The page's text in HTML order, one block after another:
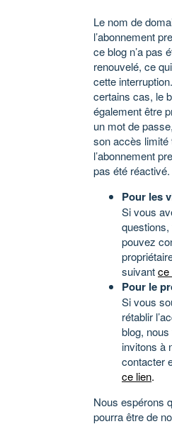
Le nom de
l’abonnement
ce blog n’a pas
renouvelé, ce
cette
certains cas, le
également être
un mot de
son accès limité
l’abonnement
pas été réactivé.
Pour les
Si vous
questions,
pouvez
suivantce
Pour le
Si vous
rétablir
blog,
invitons à
contacter
ce lien.
Nous espérons
pourra être de